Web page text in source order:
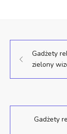
Gadżety
zielony
Gadżety